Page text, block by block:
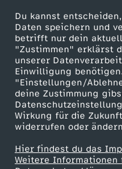
Du kannst
Daten speichern und
betrifft nur dein
"Zustimmen" erklärst
unserer
Einwilligung
"Einstellungen/
deine Zustimmung
Wirkung für die
widerrufen oder
Hier findest du das
Weitere
ZDF goes Schule
Werbefernsehen
Mainzelmännchen
Partner